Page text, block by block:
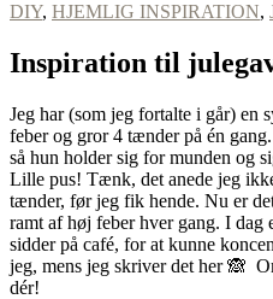
DIY, HJEMLIG INSPIRATION,
Inspiration til
Jeg har (som jeg fortalte i går) en
feber og gror 4 tænder på én
så hun holder sig for munden og
Lille pus! Tænk, det anede jeg
tænder, før jeg fik hende. Nu er
ramt af høj feber hver gang. I dag
sidder på café, for at kunne
jeg, mens jeg skriver det her 🙈
dér!